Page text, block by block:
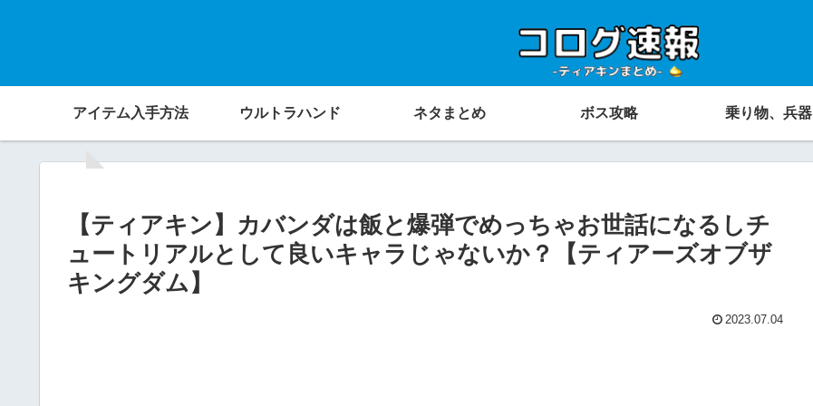
アイテム入手方法 ウルトラハンド ネタまとめ ボス攻略 乗り物、兵器
【ティアキン】カバンダは飯と爆弾でめっちゃお世話になるしチ
ュートリアルとして良いキャラじゃないか？【ティアーズオブザ
キングダム】
2023.07.04